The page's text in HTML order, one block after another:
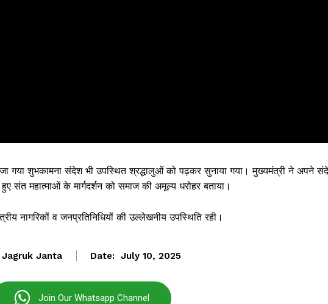
गया शुभकामना संदेश भी उपस्थित श्रद्धालुओं को पढ़कर सुनाया गया। मुख्यमंत्री ने अपने
संत महात्माओं के मार्गदर्शन को समाज की अमूल्य धरोहर बताया।
नागरिकों व जनप्रतिनिधियों की उल्लेखनीय उपस्थिति रही।
Jagruk Janta Date: July 10, 2025
Join Our Whatsapp Channel